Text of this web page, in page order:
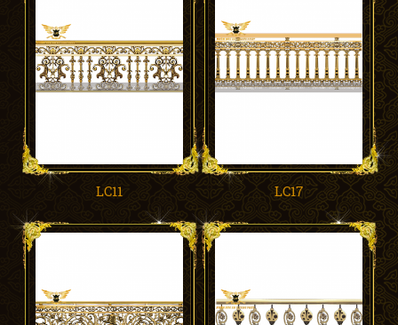
LC11 LC17